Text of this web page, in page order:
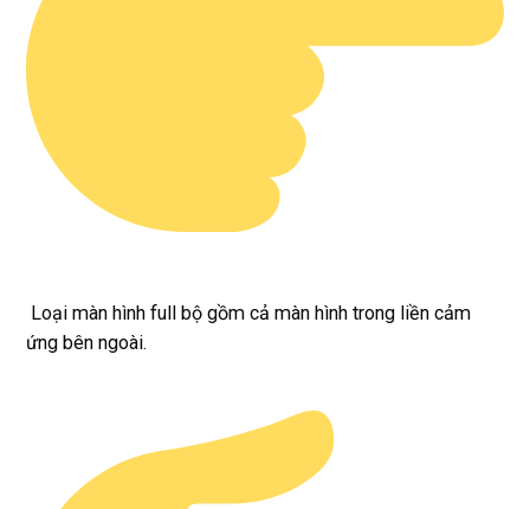
Loại màn hình full bộ gồm cả màn hình trong liền cảm
ứng bên ngoài.